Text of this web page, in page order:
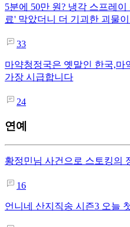
5분에 50만 원? 냉각 스프레
료' 막았더니 더 기괴한 괴물
33
마약청정국은 옛말인 한국,마
가장 시급합니다
24
연예
황정민님 사건으로 스토킹의
16
언니네 산지직송 시즌3 오늘